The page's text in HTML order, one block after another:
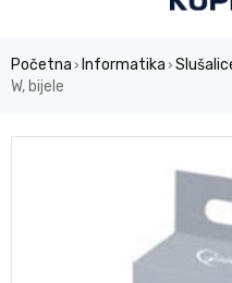
Početna › Informatika ›
W, bijele